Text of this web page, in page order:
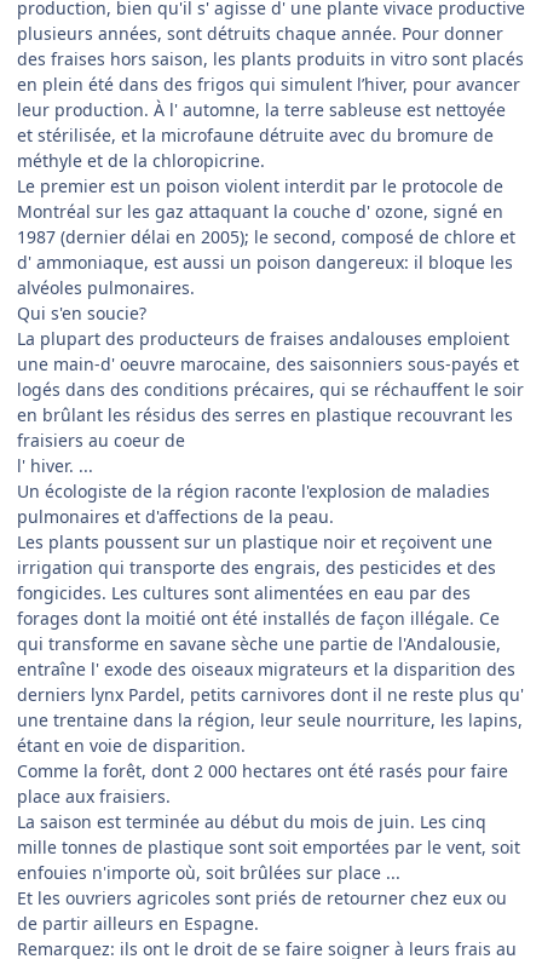
production, bien qu'il s' agisse d' une plante vivace productive
plusieurs années, sont détruits chaque année. Pour donner
des fraises hors saison, les plants produits in vitro sont placés
en plein été dans des frigos qui simulent l’hiver, pour avancer
leur production. À l' automne, la terre sableuse est nettoyée
et stérilisée, et la microfaune détruite avec du bromure de
méthyle et de la chloropicrine.
Le premier est un poison violent interdit par le protocole de
Montréal sur les gaz attaquant la couche d' ozone, signé en
1987 (dernier délai en 2005); le second, composé de chlore et
d' ammoniaque, est aussi un poison dangereux: il bloque les
alvéoles pulmonaires.
Qui s'en soucie?
La plupart des producteurs de fraises andalouses emploient
une main-d' oeuvre marocaine, des saisonniers sous-payés et
logés dans des conditions précaires, qui se réchauffent le soir
en brûlant les résidus des serres en plastique recouvrant les
fraisiers au coeur de
l' hiver. ...
Un écologiste de la région raconte l'explosion de maladies
pulmonaires et d'affections de la peau.
Les plants poussent sur un plastique noir et reçoivent une
irrigation qui transporte des engrais, des pesticides et des
fongicides. Les cultures sont alimentées en eau par des
forages dont la moitié ont été installés de façon illégale. Ce
qui transforme en savane sèche une partie de l'Andalousie,
entraîne l' exode des oiseaux migrateurs et la disparition des
derniers lynx Pardel, petits carnivores dont il ne reste plus qu'
une trentaine dans la région, leur seule nourriture, les lapins,
étant en voie de disparition.
Comme la forêt, dont 2 000 hectares ont été rasés pour faire
place aux fraisiers.
La saison est terminée au début du mois de juin. Les cinq
mille tonnes de plastique sont soit emportées par le vent, soit
enfouies n'importe où, soit brûlées sur place ...
Et les ouvriers agricoles sont priés de retourner chez eux ou
de partir ailleurs en Espagne.
Remarquez: ils ont le droit de se faire soigner à leurs frais au